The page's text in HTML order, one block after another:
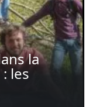
la
les